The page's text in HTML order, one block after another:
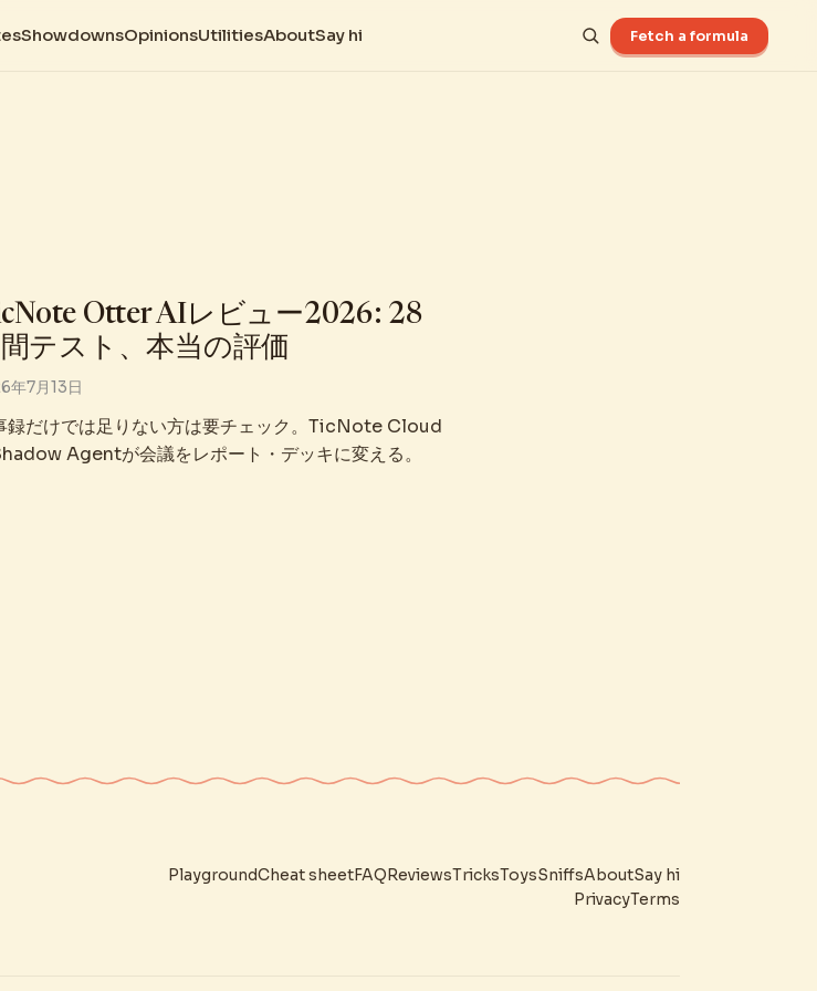
Otter AIレビュー2026: 28
間テスト、本当の評価
年7月13日
録だけでは足りない方は要チェック。TicNote Cloud
Agentが会議をレポート・デッキに変える。
ShowdownsOpinionsUtilitiesAboutSay hi Fetch a formula
PlaygroundCheat sheetFAQReviewsTricksToysSniffsAboutSay hi
PrivacyTerms